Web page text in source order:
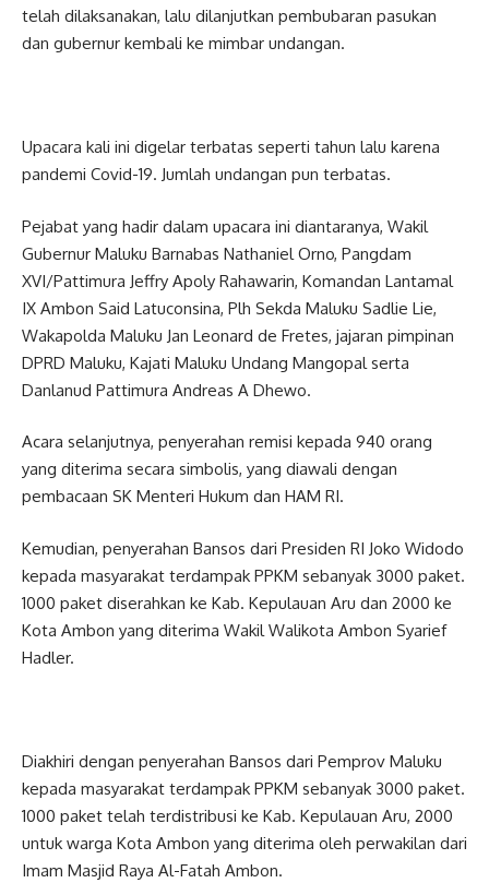
telah dilaksanakan, lalu dilanjutkan pembubaran pasukan
dan gubernur kembali ke mimbar undangan.
Upacara kali ini digelar terbatas seperti tahun lalu karena
pandemi Covid-19. Jumlah undangan pun terbatas.
Pejabat yang hadir dalam upacara ini diantaranya, Wakil
Gubernur Maluku Barnabas Nathaniel Orno, Pangdam
XVI/Pattimura Jeffry Apoly Rahawarin, Komandan Lantamal
IX Ambon Said Latuconsina, Plh Sekda Maluku Sadlie Lie,
Wakapolda Maluku Jan Leonard de Fretes, jajaran pimpinan
DPRD Maluku, Kajati Maluku Undang Mangopal serta
Danlanud Pattimura Andreas A Dhewo.
Acara selanjutnya, penyerahan remisi kepada 940 orang
yang diterima secara simbolis, yang diawali dengan
pembacaan SK Menteri Hukum dan HAM RI.
Kemudian, penyerahan Bansos dari Presiden RI Joko Widodo
kepada masyarakat terdampak PPKM sebanyak 3000 paket.
1000 paket diserahkan ke Kab. Kepulauan Aru dan 2000 ke
Kota Ambon yang diterima Wakil Walikota Ambon Syarief
Hadler.
Diakhiri dengan penyerahan Bansos dari Pemprov Maluku
kepada masyarakat terdampak PPKM sebanyak 3000 paket.
1000 paket telah terdistribusi ke Kab. Kepulauan Aru, 2000
untuk warga Kota Ambon yang diterima oleh perwakilan dari
Imam Masjid Raya Al-Fatah Ambon.